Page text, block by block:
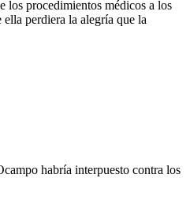
los procedimientos médicos a los
ella perdiera la alegría que la
habría interpuesto contra los